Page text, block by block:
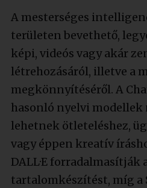
A mesterséges
területen bevethető,
képi, videós vagy akár
létrehozásáról, illetve a
megkönnyítéséről. A
hasonló nyelvi modellek
lehetnek ötleteléshez,
vagy éppen kreatív
DALL·E forradalmasítják
tartalomkészítést, míg a